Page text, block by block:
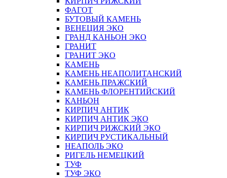
ФАГОТ
БУТОВЫЙ КАМЕНЬ
ВЕНЕЦИЯ ЭКО
ГРАНД КАНЬОН ЭКО
ГРАНИТ
ГРАНИТ ЭКО
КАМЕНЬ
КАМЕНЬ НЕАПОЛИТАНСКИЙ
КАМЕНЬ ПРАЖСКИЙ
КАМЕНЬ ФЛОРЕНТИЙСКИЙ
КАНЬОН
КИРПИЧ АНТИК
КИРПИЧ АНТИК ЭКО
КИРПИЧ РИЖСКИЙ ЭКО
КИРПИЧ РУСТИКАЛЬНЫЙ
НЕАПОЛЬ ЭКО
РИГЕЛЬ НЕМЕЦКИЙ
ТУФ
ТУФ ЭКО